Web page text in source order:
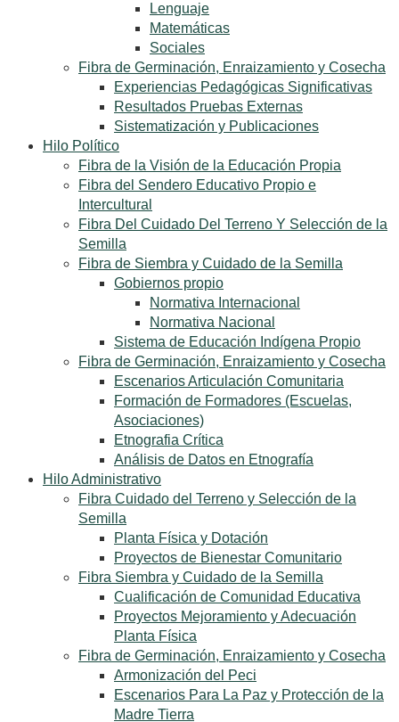
Lenguaje
Matemáticas
Sociales
Fibra de Germinación, Enraizamiento y Cosecha
Experiencias Pedagógicas Significativas
Resultados Pruebas Externas
Sistematización y Publicaciones
Hilo Político
Fibra de la Visión de la Educación Propia
Fibra del Sendero Educativo Propio e
Intercultural
Fibra Del Cuidado Del Terreno Y Selección de la
Semilla
Fibra de Siembra y Cuidado de la Semilla
Gobiernos propio
Normativa Internacional
Normativa Nacional
Sistema de Educación Indígena Propio
Fibra de Germinación, Enraizamiento y Cosecha
Escenarios Articulación Comunitaria
Formación de Formadores (Escuelas,
Asociaciones)
Etnografia Crítica
Análisis de Datos en Etnografía
Hilo Administrativo
Fibra Cuidado del Terreno y Selección de la
Semilla
Planta Física y Dotación
Proyectos de Bienestar Comunitario
Fibra Siembra y Cuidado de la Semilla
Cualificación de Comunidad Educativa
Proyectos Mejoramiento y Adecuación
Planta Física
Fibra de Germinación, Enraizamiento y Cosecha
Armonización del Peci
Escenarios Para La Paz y Protección de la
Madre Tierra